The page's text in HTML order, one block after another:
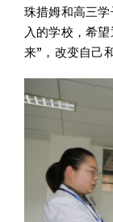
珠措姆和高三
入的学校，希
来”，改变自己